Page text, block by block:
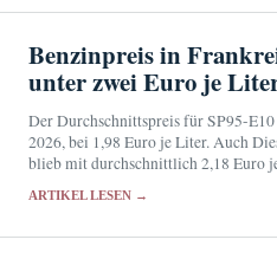
Benzinpreis in
unter zwei Euro je
Der Durchschnittspreis für SP95-
2026, bei 1,98 Euro je Liter. Auch
blieb mit durchschnittlich 2,18 Euro
ARTIKEL LESEN →